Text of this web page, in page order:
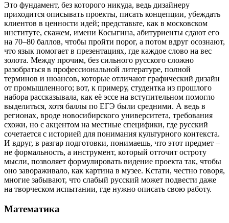
Это фундамент, без которого никуда, ведь дизайнеру
приходится описывать проекты, писать концепции, убеждать
клиентов в ценности идей; представьте, как в московском
институте, скажем, имени Косыгина, абитуриенты сдают его
на 70–80 баллов, чтобы пройти порог, а потом вдруг осознают,
что язык помогает в презентациях, где каждое слово на вес
золота. Между прочим, без сильного русского сложно
разобраться в профессиональной литературе, полной
терминов и нюансов, которые отличают графический дизайн
от промышленного; вот, к примеру, студентка из прошлого
набора рассказывала, как её эссе на вступительном помогло
выделиться, хотя баллы по ЕГЭ были средними. А ведь в
регионах, вроде новосибирского университета, требования
схожи, но с акцентом на местные специфики, где русский
сочетается с историей для понимания культурного контекста.
И вдруг, в разгар подготовки, понимаешь, что этот предмет –
не формальность, а инструмент, который отточит остроту
мысли, позволяет формулировать видение проекта так, чтобы
оно завораживало, как картина в музее. Кстати, честно говоря,
многие забывают, что слабый русский может подвести даже
на творческом испытании, где нужно описать свою работу.
Математика